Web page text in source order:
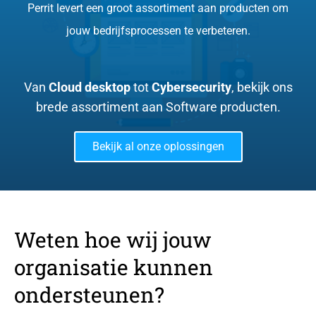
Perrit levert een groot assortiment aan producten om
jouw bedrijfsprocessen te verbeteren.
Van Cloud desktoptotCybersecurity, bekijk ons
brede assortiment aan Software producten.
Bekijk al onze oplossingen
Weten hoe wij jouw
organisatie kunnen
ondersteunen?